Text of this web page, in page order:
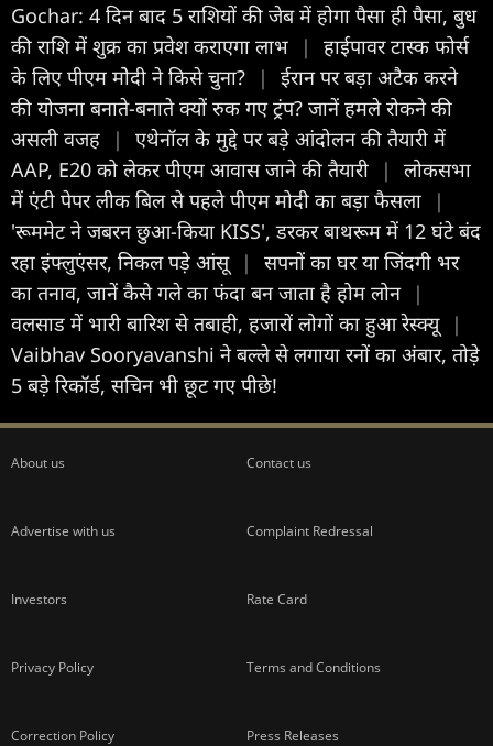
Gochar: 4 दिन बाद 5 राशियों की जेब में होगा पैसा ही पैसा, बुध
की राशि में शुक्र का प्रवेश कराएगा लाभ
|
हाईपावर टास्क फोर्स
के लिए पीएम मोेदी ने किसे चुना?
|
ईरान पर बड़ा अटैक करने
की योजना बनाते-बनाते क्यों रुक गए ट्रंप? जानें हमले रोकने की
असली वजह
|
एथेनॉल के मुद्दे पर बड़े आंदोलन की तैयारी में
AAP, E20 को लेकर पीएम आवास जाने की तैयारी
|
लोकसभा
में एंटी पेपर लीक बिल से पहले पीएम मोदी का बड़ा फैसला
|
'रूममेट ने जबरन छुआ-किया KISS', डरकर बाथरूम में 12 घंटे बंद
रहा इंफ्लुएंसर, निकल पड़े आंसू |
सपनों का घर या जिंदगी भर
का तनाव, जानें कैसे गले का फंदा बन जाता है होम लोन |
वलसाड में भारी बारिश से तबाही, हजारों लोगों का हुआ रेस्क्यू |
Vaibhav Sooryavanshi ने बल्ले से लगाया रनों का अंबार, तोड़े
5 बड़े रिकॉर्ड, सचिन भी छूट गए पीछे!
About us Contact us
Advertise with us Complaint Redressal
Investors Rate Card
Privacy Policy Terms and Conditions
Correction Policy Press Releases